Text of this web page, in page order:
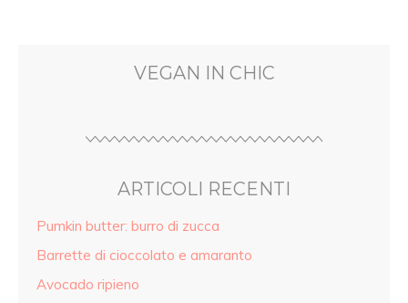
VEGAN IN CHIC
ARTICOLI RECENTI
Pumkin butter: burro di zucca
Barrette di cioccolato e amaranto
Avocado ripieno